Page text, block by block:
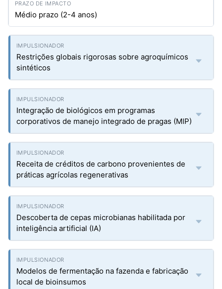
Médio prazo (2-4 anos)
Restrições globais rigorosas sobre agroquímicos
sintéticos
Integração de biológicos em programas
corporativos de manejo integrado de pragas (MIP)
Receita de créditos de carbono provenientes de
práticas agrícolas regenerativas
Descoberta de cepas microbianas habilitada por
inteligência artificial (IA)
Modelos de fermentação na fazenda e fabricação
local de bioinsumos